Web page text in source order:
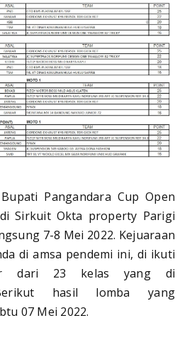
Pangandara Cup Open
Sirkuit Okta property Parigi
7-8 Mei 2022. Kejuaraan
di amsa pendemi ini, di ikuti
dari 23 kelas yang di
hasil lomba yang
07 Mei 2022.